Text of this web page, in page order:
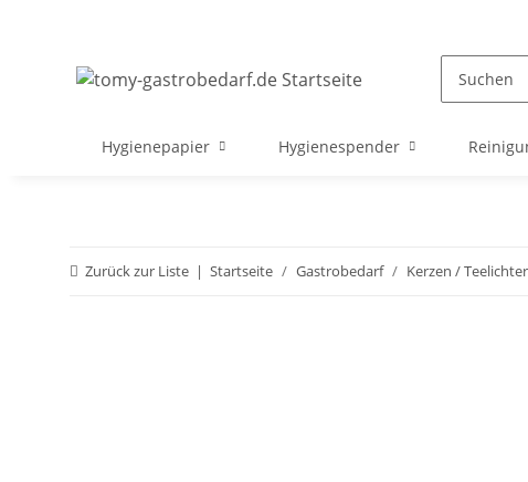
Hygienepapier Hygienespender
Zurück zur Liste Startseite Gastrobedarf Kerzen / Teelichter